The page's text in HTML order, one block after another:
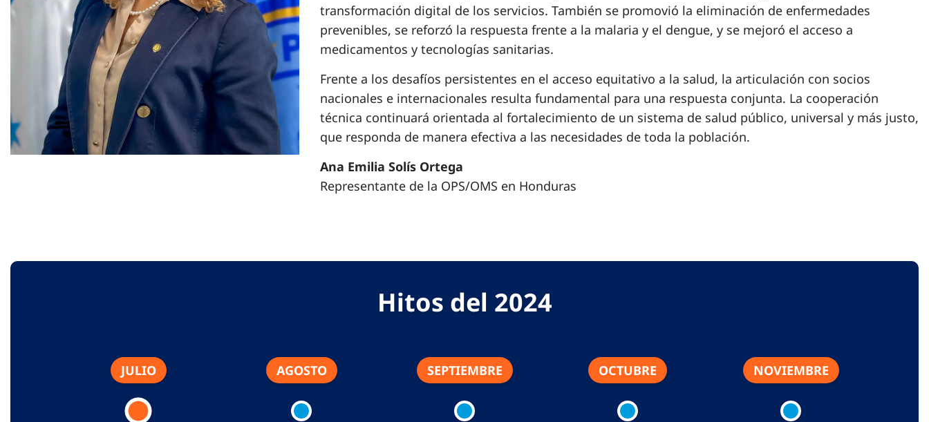
transformación digital de los servicios. También se promovió la eliminación de enfermedades
prevenibles, se reforzó la respuesta frente a la malaria y el dengue, y se mejoró el acceso a
medicamentos y tecnologías sanitarias.
Frente a los desafíos persistentes en el acceso equitativo a la salud, la articulación con socios
nacionales e internacionales resulta fundamental para una respuesta conjunta. La cooperación
técnica continuará orientada al fortalecimiento de un sistema de salud público, universal y más justo,
que responda de manera efectiva a las necesidades de toda la población.
Ana Emilia Solís Ortega
Representante de la OPS/OMS en Honduras
Hitos del 2024
JULIO AGOSTO SEPTIEMBRE OCTUBRE NOVIEMBRE